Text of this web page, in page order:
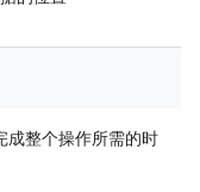
成整个操作所需的时